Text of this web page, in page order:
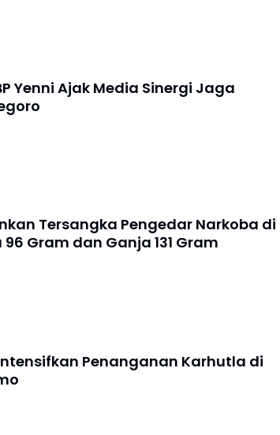
Yenni Ajak Media Sinergi Jaga
Tersangka Pengedar Narkoba di
Gram dan Ganja 131 Gram
Penanganan Karhutla di